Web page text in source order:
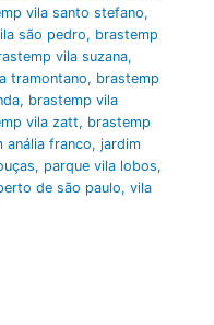
vila santo stefano,
são pedro, brastemp
vila suzana,
tramontano, brastemp
, brastemp vila
vila zatt, brastemp
anália franco, jardim
, parque vila lobos,
de são paulo, vila